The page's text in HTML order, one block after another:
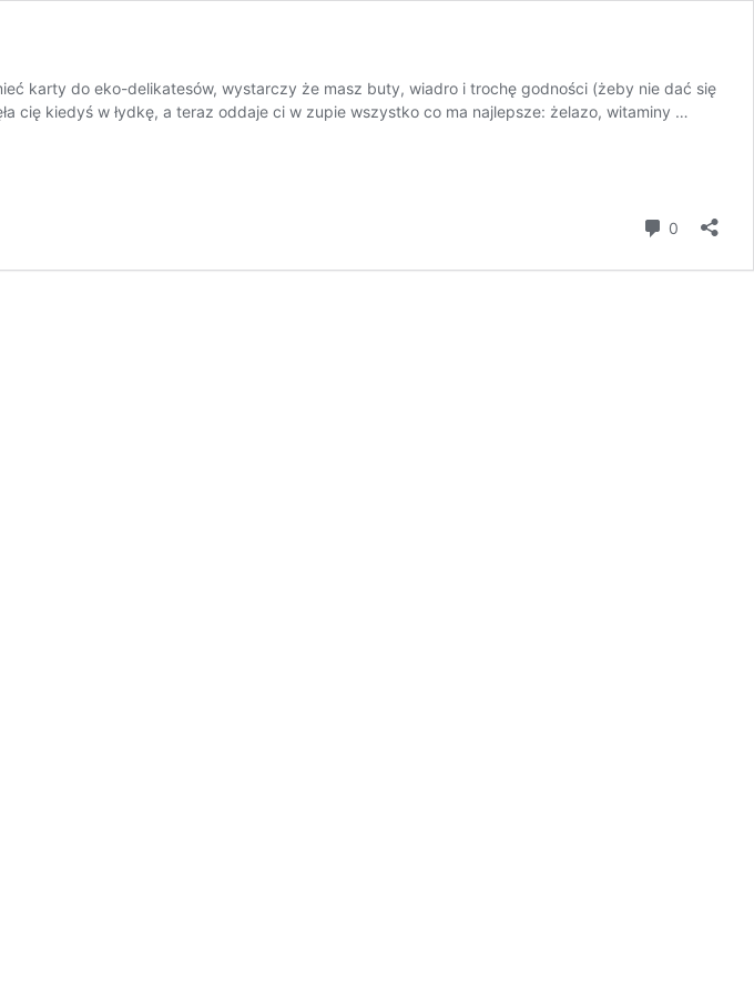
karty do eko-delikatesów, wystarczy że masz buty, wiadro i trochę godności (żeby nie dać się
cię kiedyś w łydkę, a teraz oddaje ci w zupie wszystko co ma najlepsze: żelazo, witaminy …
0